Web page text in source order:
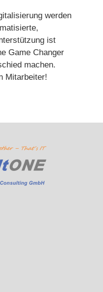
werden
ist
Game Changer
machen.
Mitarbeiter!